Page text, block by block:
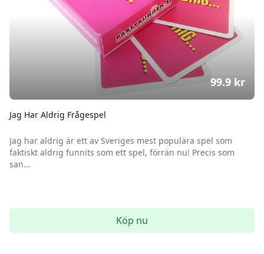
Jag Har Aldrig Frågespel
Jag har aldrig är ett av Sveriges mest populära spel som
faktiskt aldrig funnits som ett spel, förrän nu! Precis som
san...
99.9 kr
Köp nu